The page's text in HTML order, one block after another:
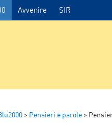
Avvenire SIR
> Pensieri e parole >